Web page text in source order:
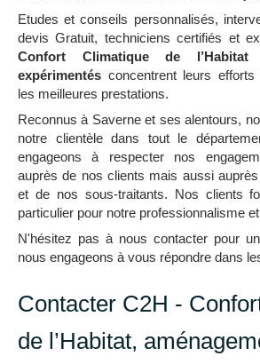
Etudes et conseils personnalisés,
devis Gratuit, techniciens certifiés et
Confort Climatique de
expérimentés concentrent leurs
les meilleures prestations.
Reconnus à Saverne et ses alentours,
notre clientèle dans tout le
engageons à respecter nos
auprès de nos clients mais aussi
et de nos sous-traitants. Nos clients
particulier pour notre professionnalisme
N'hésitez pas à nous contacter pour
nous engageons à vous répondre dans
Contacter C2H -
de l’Habitat,